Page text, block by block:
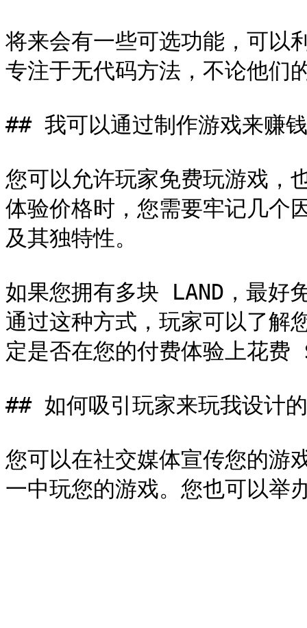
将来会有一些可选功能，可以
专注于无代码方法，不论他们
## 我可以通过制作游戏来赚
您可以允许玩家免费玩游戏，
体验价格时，您需要牢记几个
及其独特性。
如果您拥有多块 LAND，最好
通过这种方式，玩家可以了解
定是否在您的付费体验上花费
## 如何吸引玩家来玩我设计
您可以在社交媒体宣传您的游